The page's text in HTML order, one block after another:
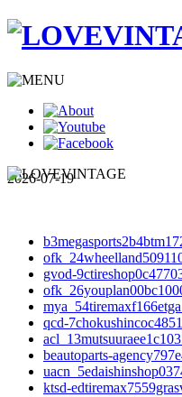
2026-07-19
gvod-
qcd-
beautoparts-
ktsd-